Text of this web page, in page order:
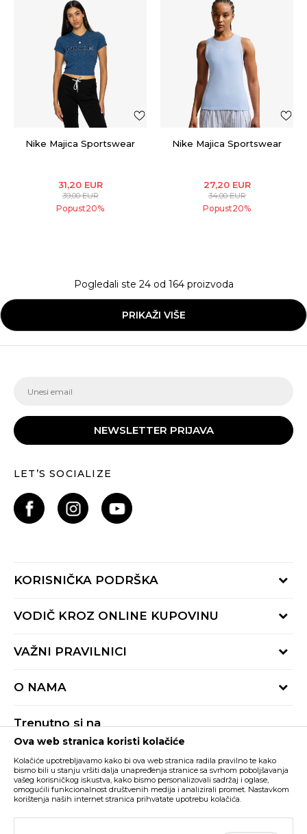
Nike Majica Sportswear
31,20 EUR
39,00EUR
Popust20%
Nike Majica Sportswear
27,20 EUR
34,00EUR
Popust20%
Pogledali ste 24od 164proizvoda
PRIKAŽI VIŠE
NEWSLETTER PRIJAVA
LET’S SOCIALIZE
KORISNIČKA PODRŠKA
Provjeri status porudžbine
Radno vrijeme 9-16h
VODIČ KROZ ONLINE KUPOVINU
Načini isporuke
Reklamacije
VAŽNI PRAVILNICI
Pravila Sport&Bonus programa
O NAMA
BUZZ Shopovi
Postani dio BUZZ tima
Trenutno si na
Buzz Crna Gora PROMIJENI
Nastojimo da budemo što precizniji u opisu proizvoda, prikazu slika i samih
cijena, ali ne možemo garantovati da su sve informacije kompletne i bez
grešaka. Svi artikli prikazani na sajtu su dio naše ponude i ne podrazumijeva da
su dostupni u svakom trenutku. Raspoloživost robe možete provjeriti pozivom
Ova web stranica koristi kolačiće
Kolačiće upotrebljavamo kako bi ova web stranica radila pravilno te kako
bismo bili u stanju vršiti dalja unapređenja stranice sa svrhom poboljšavanja
vašeg korisničkog iskustva, kako bismo personalizovali sadržaj i oglase,
omogućili funkcionalnost društvenih medija i analizirali promet. Nastavkom
korištenja naših internet stranica prihvatate upotrebu kolačića.